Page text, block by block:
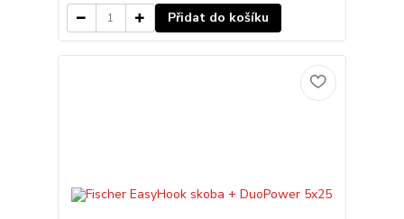
Přidat do košíku